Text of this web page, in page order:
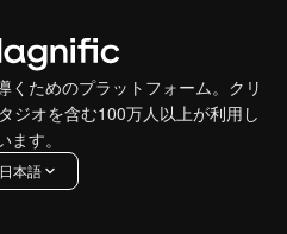
くためのプラットフォーム。クリ
ジオを含む100万人以上が利用し
ます。
日本語